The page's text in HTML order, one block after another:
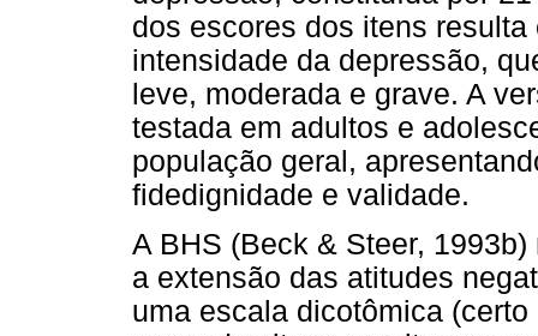
dos escores dos itens
intensidade da depressão,
leve, moderada e grave. A
testada em adultos e
população geral,
fidedignidade e validade.
A BHS (Beck & Steer,
a extensão das atitudes
uma escala dicotômica